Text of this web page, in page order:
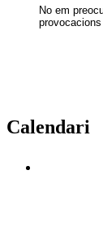
No em
Calendari